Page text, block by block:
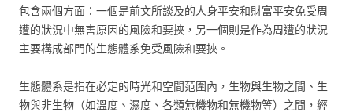
包含兩個方面：一個是前文所談及的人身平安和財富平安免受周
遭的狀況中無害原因的風險和要挾，另一個則是作為周遭的狀況
主要構成部門的生態體系免受風險和要挾。
生態體系是指在必定的時光和空間范圍內，生物與生物之間、生
物與非生物（如溫度、濕度、各類無機物和無機物等）之間，經